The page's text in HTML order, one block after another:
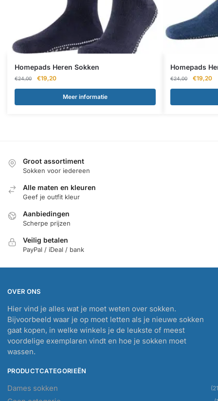
Homepads Heren Sokken
€24,00
Oorspronkelijke
prijs
€24,00.
€19,20Huidige
prijs
€19,20.
Meer informatie
Homepads
€24,00
prijs
€24,00.
€19,20
Groot assortiment
Sokken voor iedereen
Alle maten en kleuren
Geef je outfit kleur
Aanbiedingen
Scherpe prijzen
Veilig betalen
PayPal / iDeal / bank
OVER ONS
Hier vind je alles wat je moet weten over sokken.
Bijvoorbeeld waar je op moet letten als je nieuwe sokken
gaat kopen, in welke winkels je de leukste of meest
voordelige exemplaren vindt en hoe je sokken moet
wassen.
PRODUCTCATEGORIEËN
Dames sokken